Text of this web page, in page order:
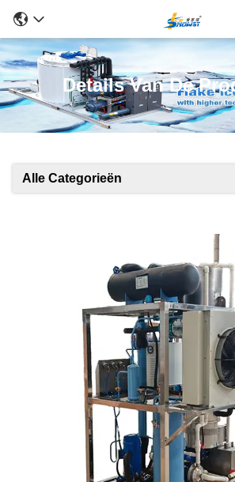
Details Van De
Alle Categorieën